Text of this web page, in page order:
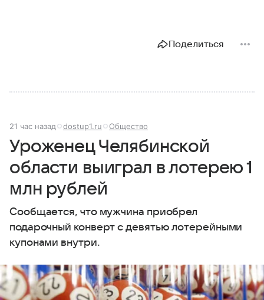
Поделиться
21 час назад dostup1.ru Общество
Уроженец Челябинской
области выиграл в лотерею 1
млн рублей
Сообщается, что мужчина приобрел
подарочный конверт с девятью лотерейными
купонами внутри.